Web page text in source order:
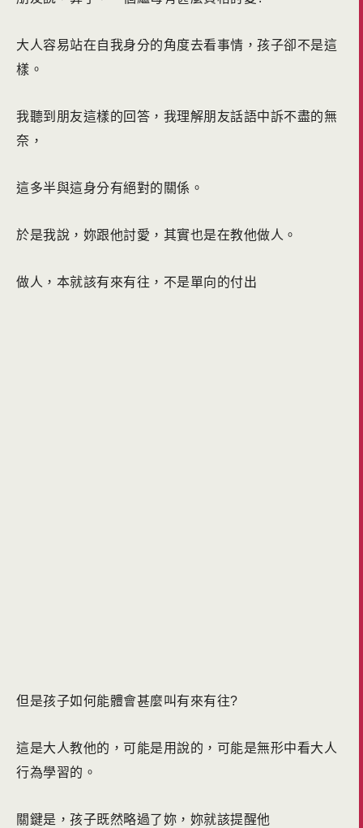
大人容易站在自我身分的角度去看事情，孩子卻不是這
樣。
我聽到朋友這樣的回答，我理解朋友話語中訴不盡的無
奈，
這多半與這身分有絕對的關係。
於是我說，妳跟他討愛，其實也是在教他做人。
做人，本就該有來有往，不是單向的付出
但是孩子如何能體會甚麼叫有來有往?
這是大人教他的，可能是用說的，可能是無形中看大人
行為學習的。
關鍵是，孩子既然略過了妳，妳就該提醒他